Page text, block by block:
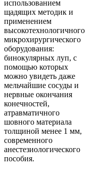
использованием
щадящих методик и
применением
высокотехнологичного
микрохирургического
оборудования:
бинокулярных луп, с
помощью которых
можно увидеть даже
мельчайшие сосуды и
нервные окончания
конечностей,
атравматичного
шовного материала
толщиной менее 1 мм,
современного
анестезиологического
пособия.